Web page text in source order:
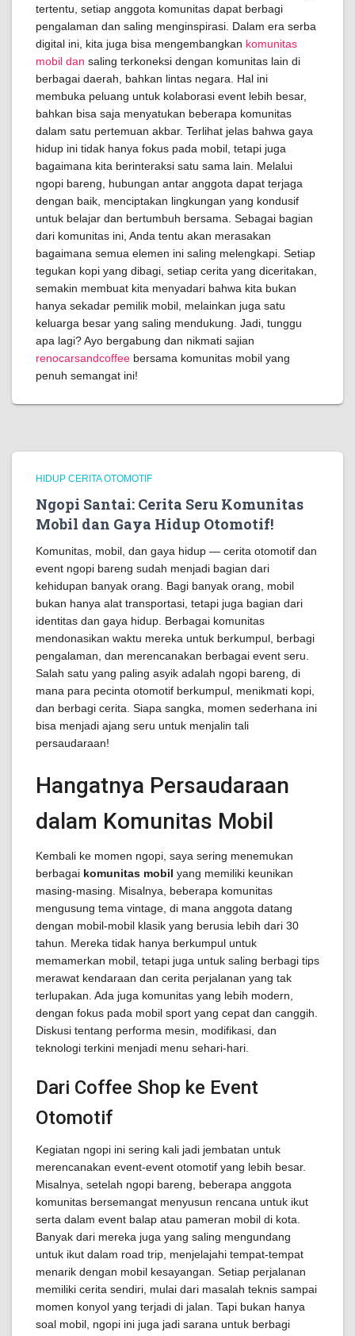
tertentu, setiap anggota komunitas dapat berbagi
pengalaman dan saling menginspirasi. Dalam era serba
digital ini, kita juga bisa mengembangkan komunitas
mobil dan saling terkoneksi dengan komunitas lain di
berbagai daerah, bahkan lintas negara. Hal ini
membuka peluang untuk kolaborasi event lebih besar,
bahkan bisa saja menyatukan beberapa komunitas
dalam satu pertemuan akbar. Terlihat jelas bahwa gaya
hidup ini tidak hanya fokus pada mobil, tetapi juga
bagaimana kita berinteraksi satu sama lain. Melalui
ngopi bareng, hubungan antar anggota dapat terjaga
dengan baik, menciptakan lingkungan yang kondusif
untuk belajar dan bertumbuh bersama. Sebagai bagian
dari komunitas ini, Anda tentu akan merasakan
bagaimana semua elemen ini saling melengkapi. Setiap
tegukan kopi yang dibagi, setiap cerita yang diceritakan,
semakin membuat kita menyadari bahwa kita bukan
hanya sekadar pemilik mobil, melainkan juga satu
keluarga besar yang saling mendukung. Jadi, tunggu
apa lagi? Ayo bergabung dan nikmati sajian
renocarsandcoffee bersama komunitas mobil yang
penuh semangat ini!
HIDUP CERITA OTOMOTIF
Ngopi Santai: Cerita Seru Komunitas
Mobil dan Gaya Hidup Otomotif!
Komunitas, mobil, dan gaya hidup — cerita otomotif dan
event ngopi bareng sudah menjadi bagian dari
kehidupan banyak orang. Bagi banyak orang, mobil
bukan hanya alat transportasi, tetapi juga bagian dari
identitas dan gaya hidup. Berbagai komunitas
mendonasikan waktu mereka untuk berkumpul, berbagi
pengalaman, dan merencanakan berbagai event seru.
Salah satu yang paling asyik adalah ngopi bareng, di
mana para pecinta otomotif berkumpul, menikmati kopi,
dan berbagi cerita. Siapa sangka, momen sederhana ini
bisa menjadi ajang seru untuk menjalin tali
persaudaraan!
Hangatnya Persaudaraan
dalam Komunitas Mobil
Kembali ke momen ngopi, saya sering menemukan
berbagai komunitas mobil yang memiliki keunikan
masing-masing. Misalnya, beberapa komunitas
mengusung tema vintage, di mana anggota datang
dengan mobil-mobil klasik yang berusia lebih dari 30
tahun. Mereka tidak hanya berkumpul untuk
memamerkan mobil, tetapi juga untuk saling berbagi tips
merawat kendaraan dan cerita perjalanan yang tak
terlupakan. Ada juga komunitas yang lebih modern,
dengan fokus pada mobil sport yang cepat dan canggih.
Diskusi tentang performa mesin, modifikasi, dan
teknologi terkini menjadi menu sehari-hari.
Dari Coffee Shop ke Event
Otomotif
Kegiatan ngopi ini sering kali jadi jembatan untuk
merencanakan event-event otomotif yang lebih besar.
Misalnya, setelah ngopi bareng, beberapa anggota
komunitas bersemangat menyusun rencana untuk ikut
serta dalam event balap atau pameran mobil di kota.
Banyak dari mereka juga yang saling mengundang
untuk ikut dalam road trip, menjelajahi tempat-tempat
menarik dengan mobil kesayangan. Setiap perjalanan
memiliki cerita sendiri, mulai dari masalah teknis sampai
momen konyol yang terjadi di jalan. Tapi bukan hanya
soal mobil, ngopi ini juga jadi sarana untuk berbagi